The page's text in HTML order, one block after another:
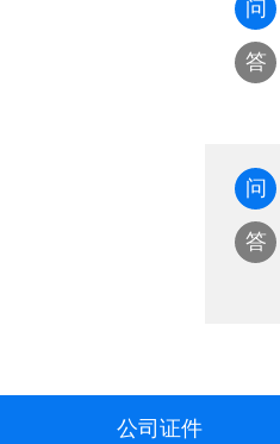
问
答
问
答
公司证件